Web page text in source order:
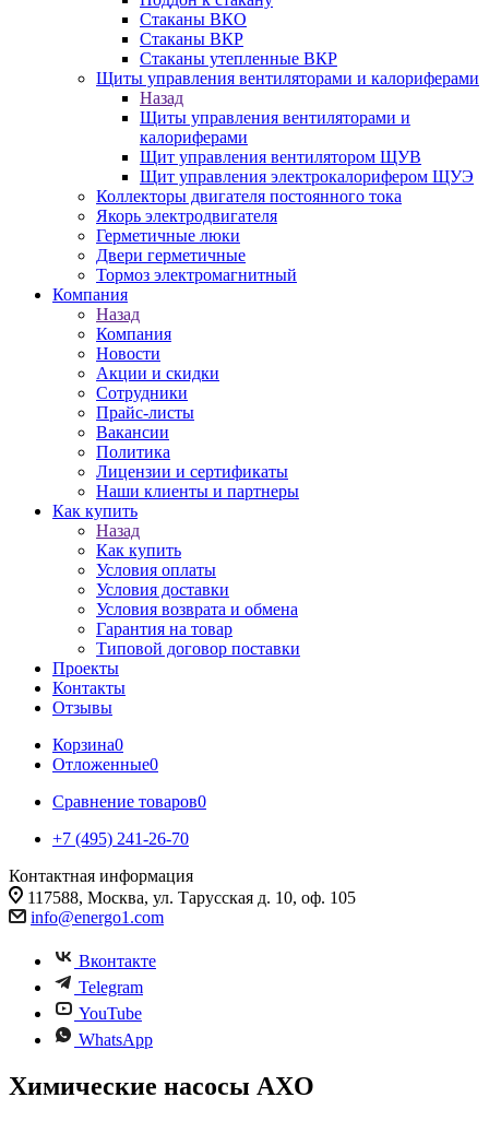
Стаканы ВКО
Стаканы ВКР
Стаканы утепленные ВКР
Щиты управления вентиляторами и калориферами
Назад
Щиты управления вентиляторами и
калориферами
Щит управления вентилятором ЩУВ
Щит управления электрокалорифером ЩУЭ
Коллекторы двигателя постоянного тока
Якорь электродвигателя
Герметичные люки
Двери герметичные
Тормоз электромагнитный
Компания
Назад
Компания
Новости
Акции и скидки
Сотрудники
Прайс-листы
Вакансии
Политика
Лицензии и сертификаты
Наши клиенты и партнеры
Как купить
Назад
Как купить
Условия оплаты
Условия доставки
Условия возврата и обмена
Гарантия на товар
Типовой договор поставки
Проекты
Контакты
Отзывы
Корзина0
Отложенные0
Сравнение товаров0
+7 (495) 241-26-70
Контактная информация
117588, Москва, ул. Тарусская д. 10, оф. 105
info@energo1.com
Вконтакте
Telegram
YouTube
WhatsApp
Химические насосы AXО